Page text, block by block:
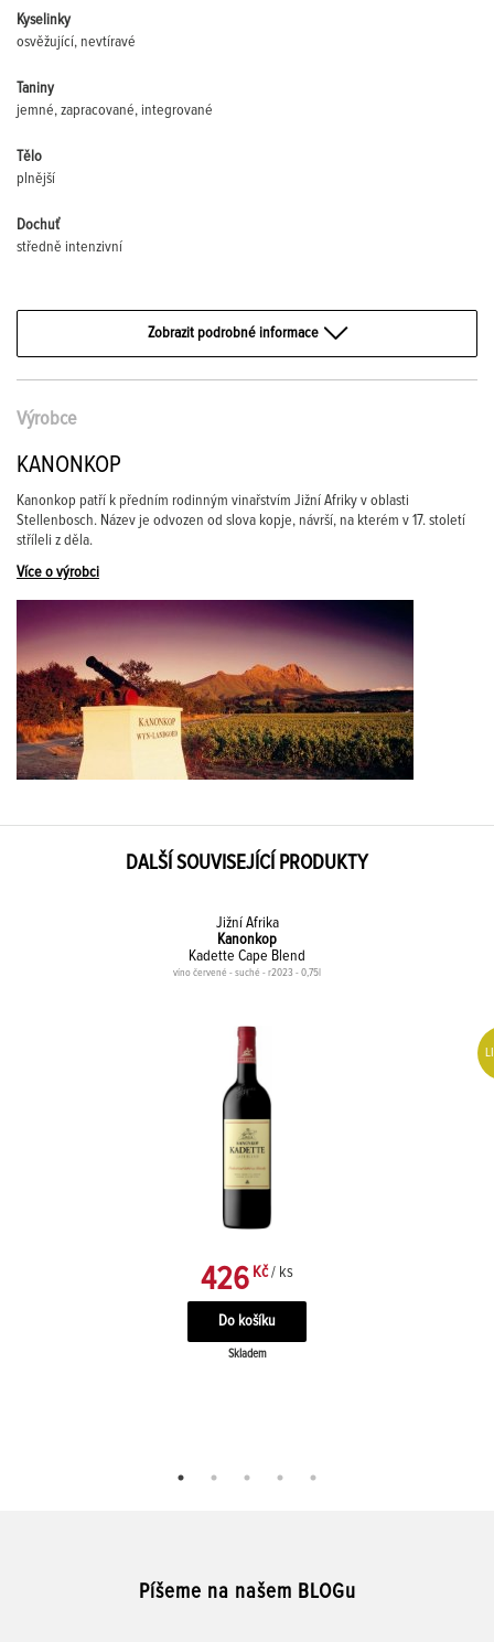
Kyselinky
osvěžující, nevtíravé
Taniny
jemné, zapracované, integrované
Tělo
plnější
Dochuť
středně intenzivní
Zobrazit podrobné informace
Výrobce
KANONKOP
Kanonkop patří k předním rodinným vinařstvím Jižní Afriky v oblasti
Stellenbosch. Název je odvozen od slova kopje, návrší, na kterém v 17. století
stříleli z děla.
Více o výrobci
DALŠÍ SOUVISEJÍCÍ PRODUKTY
Jižní Afrika
Kanonkop
Kadette Cape Blend
víno červené - suché - r2023 - 0,75l
426 Kč / ks
Skladem
Píšeme na našem BLOGu